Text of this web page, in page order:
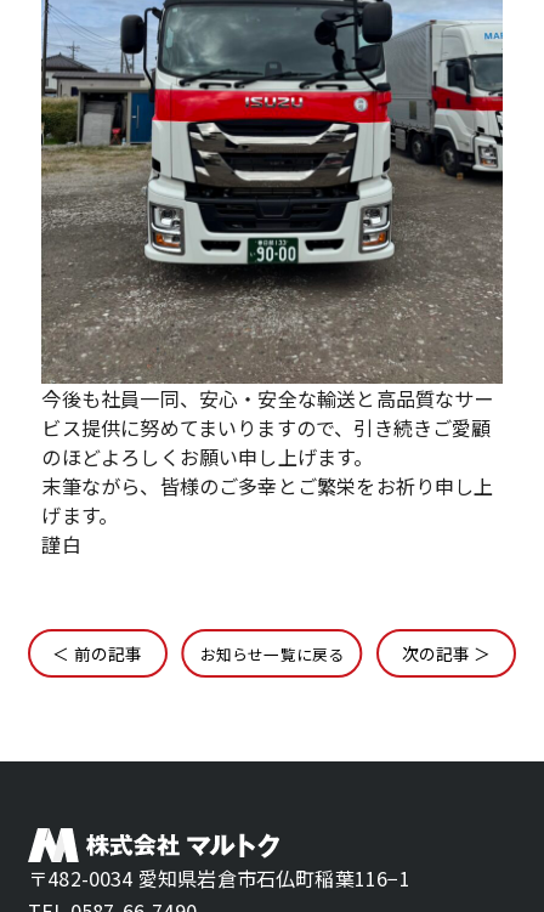
今後も社員一同、安心・安全な輸送と高品質なサー
ビス提供に努めてまいりますので、引き続きご愛顧
のほどよろしくお願い申し上げます。
末筆ながら、皆様のご多幸とご繁栄をお祈り申し上
げます。
謹白
＜ 前の記事 お知らせ一覧に戻る 次の記事 ＞
〒482-0034 愛知県岩倉市石仏町稲葉116−1